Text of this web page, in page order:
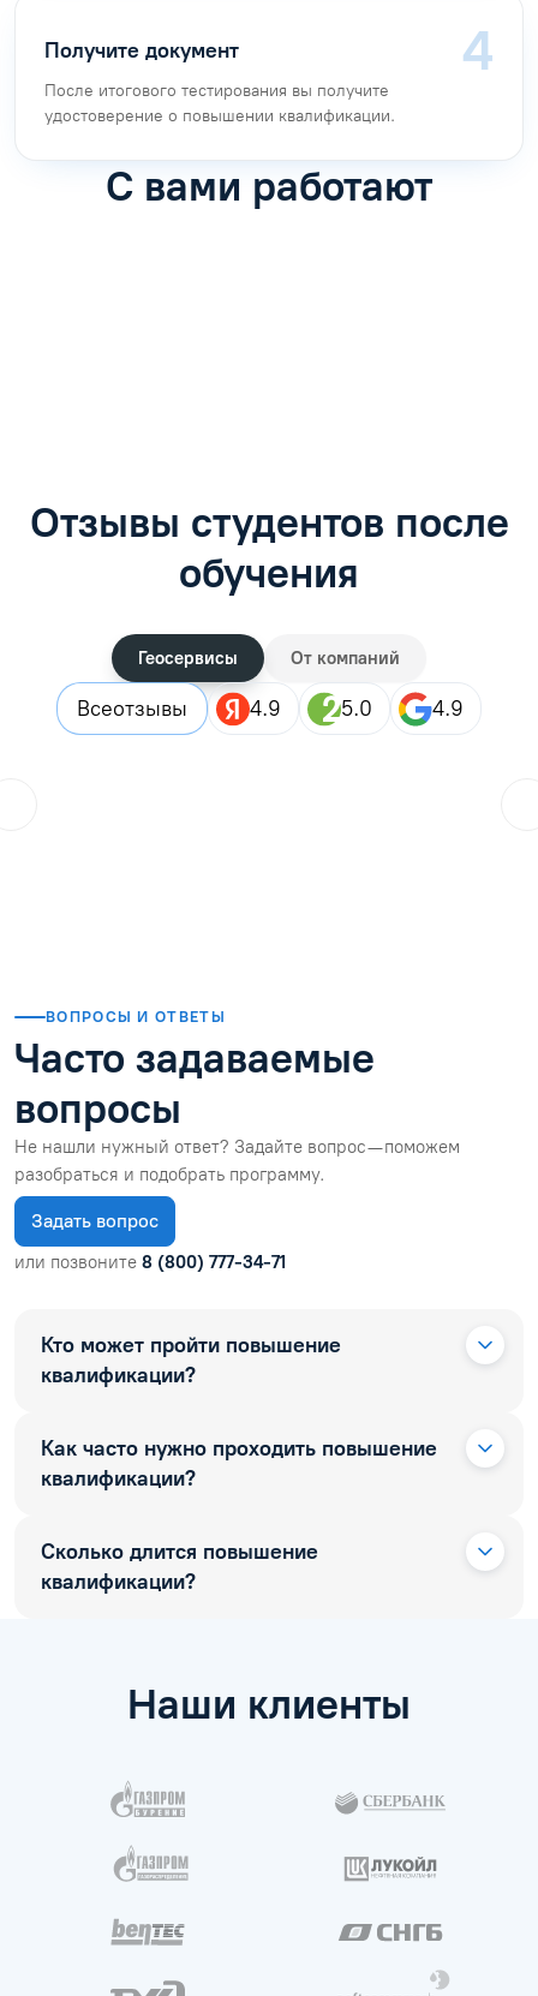
Получите документ
После итогового тестирования вы получите
удостоверение о повышении квалификации.
С вами работают
Отзывы студентов после
обучения
Геосервисы От компаний
Всеотзывы 4.9 5.0 4.9
ВОПРОСЫ И ОТВЕТЫ
Часто задаваемые
вопросы
Не нашли нужный ответ? Задайте вопрос — поможем
разобраться и подобрать программу.
Задать вопрос
или позвоните 8 (800) 777-34-71
Кто может пройти повышение
квалификации?
Как часто нужно проходить повышение
квалификации?
Сколько длится повышение
квалификации?
Наши клиенты